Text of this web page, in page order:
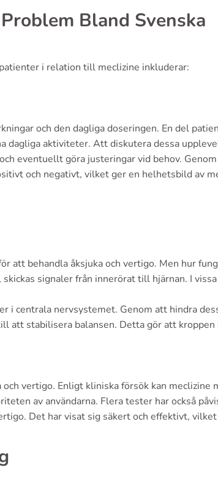
Bland Svenska
i relation till meclizine inkluderar:
och den dagliga doseringen. En del
aktiviteter. Att diskutera dessa
eventuellt göra justeringar vid behov.
och negativt, vilket ger en helhetsbild av
att behandla åksjuka och vertigo. Men hur
signaler från innerörat till hjärnan. I
i centrala nervsystemet. Genom att hindra
att stabilisera balansen. Detta gör att kroppen
vertigo. Enligt kliniska försök kan meclizine
av användarna. Flera tester har också
Det har visat sig säkert och effektivt,